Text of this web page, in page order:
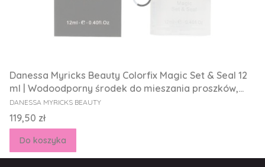
Danessa Myricks Beauty Colorfix Magic Set & Seal 12
ml | Wodoodporny środek do mieszania proszków,
produktów płynnych i kremowych
PRODUCENT
DANESSA MYRICKS BEAUTY
Cena
119,50 zł
Do koszyka